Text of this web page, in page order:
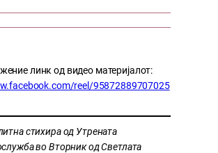
линк од видео материјалот:
reel/95872889707025
стихира од Утрената
во Вторник од Светлата